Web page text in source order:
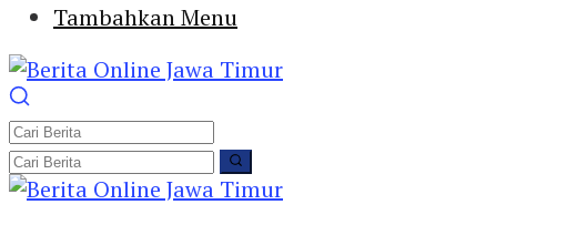
Tambahkan Menu